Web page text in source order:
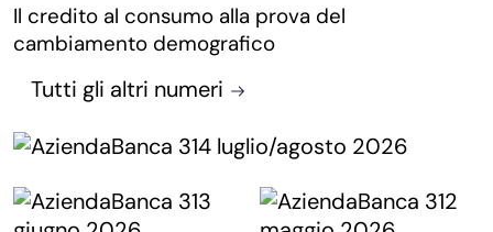
Il credito al consumo alla prova del
cambiamento demografico
Tutti gli altri numeri